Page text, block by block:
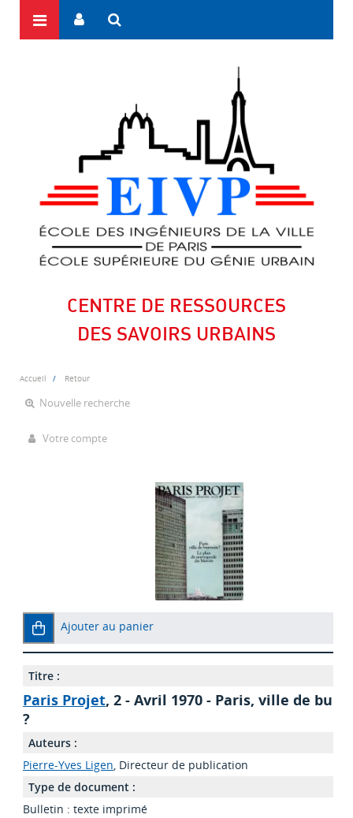
CENTRE DE RESSOURCES
DES SAVOIRS URBAINS
Accueil Retour
Nouvelle recherche
Votre compte
Ajouter au panier
Titre :
Paris Projet, 2 - Avril 1970 - Paris, ville de
?
Auteurs :
Pierre-Yves Ligen, Directeur de publication
Type de document :
Bulletin : texte imprimé